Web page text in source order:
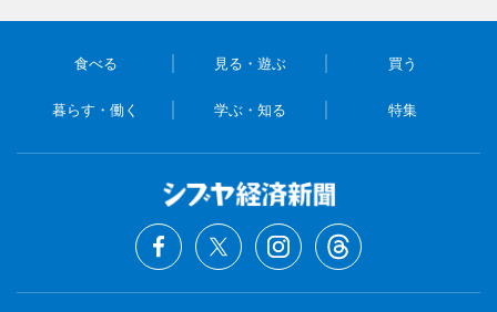
食べる 見る・遊ぶ 買う
暮らす・働く 学ぶ・知る 特集